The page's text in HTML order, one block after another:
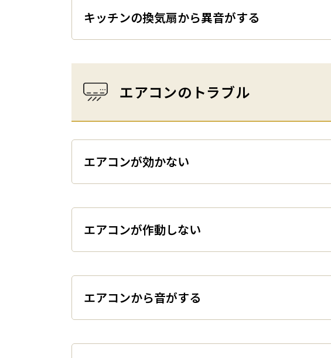
キッチンの換気扇から異音がする
エアコンのトラブル
エアコンが効かない
エアコンが作動しない
エアコンから音がする